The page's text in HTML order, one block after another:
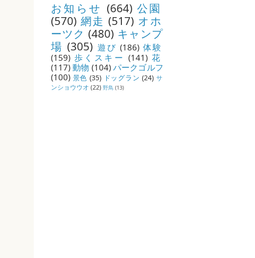
お知らせ (664) 公園
(570) 網走 (517) オホ
ーツク (480) キャンプ
場 (305) 遊び (186) 体験
(159) 歩くスキー (141) 花
(117)動物 (104)パークゴルフ
(100) 景色 (35) ドッグラン (24) サ
ンショウウオ (22) 野鳥 (13)